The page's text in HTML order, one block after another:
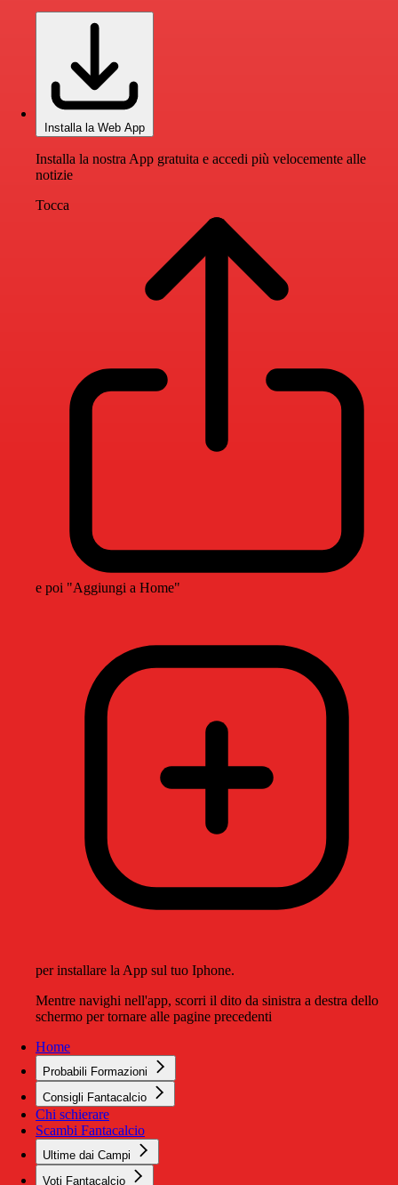
Installa la Web App
Installa la nostra App gratuita e accedi più velocemente alle
notizie
Tocca
e poi "Aggiungi a Home"
per installare la App sul tuo Iphone.
Mentre navighi nell'app, scorri il dito da sinistra a destra dello
schermo per tornare alle pagine precedenti
Home
Probabili Formazioni
Consigli Fantacalcio
Chi schierare
Scambi Fantacalcio
Ultime dai Campi
Voti Fantacalcio